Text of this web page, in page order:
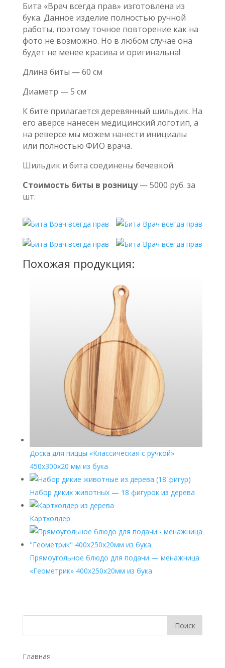
Hidden label
Exact matches
only
Hidden label
Hidden label
Бита «Врач всегда прав» изготовлена из
бука. Данное изделие полностью ручной
работы, поэтому точное повторение как на
фото не возможно. Но в любом случае она
будет не менее красива и оригинальна!
Длина биты — 60 см
Диаметр — 5 см
К бите прилагается деревянный шильдик. На
его аверсе нанесен медицинский логотип, а
на реверсе мы можем нанести инициалы
или полностью ФИО врача.
Шильдик и бита соединены бечевкой.
Стоимость биты в розницу— 5000 руб. за
шт.
Похожая продукция:
Доска для пиццы «Классическая с ручкой»
450х300х20 мм из бука
Набор диких животных — 18 фигурок из дерева
Картхолдер
Прямоугольное блюдо для подачи — менажница
«Геометрик» 400х250х20мм из бука
Главная